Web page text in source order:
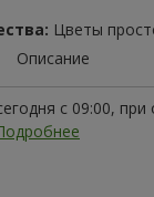
Цветы
Описание
с 09:00, при